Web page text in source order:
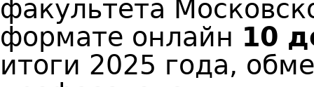
факультета
формате онлайн 10
итоги 2025 года,